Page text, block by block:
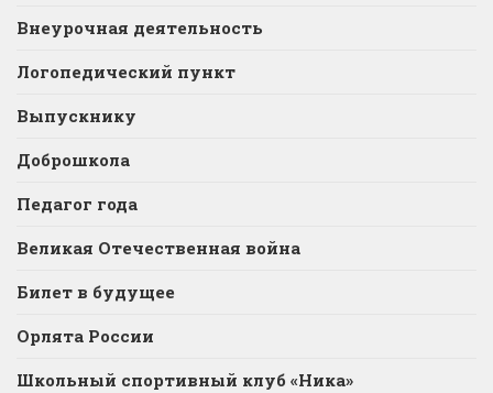
Внеурочная деятельность
Логопедический пункт
Выпускнику
Доброшкола
Педагог года
Великая Отечественная война
Билет в будущее
Орлята России
Школьный спортивный клуб «Ника»